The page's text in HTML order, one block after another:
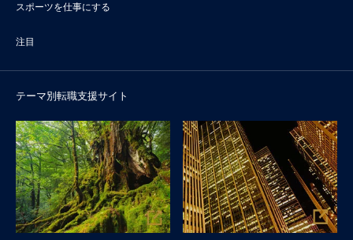
スポーツを仕事にする
注目
テーマ別転職支援サイト